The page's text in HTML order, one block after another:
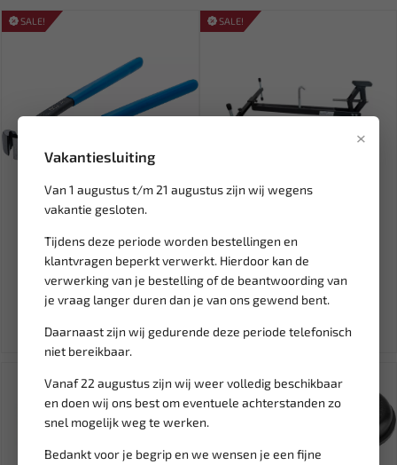
×
Vakantiesluiting
Van 1 augustus t/m 21 augustus zijn wij wegens
vakantie gesloten.
Tijdens deze periode worden bestellingen en
klantvragen beperkt verwerkt. Hierdoor kan de
verwerking van je bestelling of de beantwoording van
je vraag langer duren dan je van ons gewend bent.
Daarnaast zijn wij gedurende deze periode telefonisch
niet bereikbaar.
Vanaf 22 augustus zijn wij weer volledig beschikbaar
en doen wij ons best om eventuele achterstanden zo
snel mogelijk weg te werken.
Bedankt voor je begrip en we wensen je een fijne
SALE!
Leverbaar
ISO 9242A BGS-556
8,35
9,83
Ex. btw: € 6,90
SALE!
Leverbaar
250 KG WT-2235
483,29
568,58
Ex. btw: € 399,41